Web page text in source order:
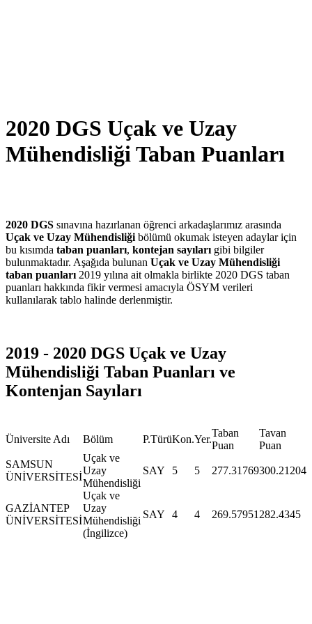
2020 DGS Uçak ve Uzay
Mühendisliği Taban Puanları
2020 DGS sınavına hazırlanan öğrenci arkadaşlarımız arasında
Uçak ve Uzay Mühendisliği bölümü okumak isteyen adaylar için
bu kısımda taban puanları, kontejan sayıları gibi bilgiler
bulunmaktadır. Aşağıda bulunan Uçak ve Uzay Mühendisliği
taban puanları 2019 yılına ait olmakla birlikte 2020 DGS taban
puanları hakkında fikir vermesi amacıyla ÖSYM verileri
kullanılarak tablo halinde derlenmiştir.
2019 - 2020 DGS Uçak ve Uzay
Mühendisliği Taban Puanları ve
Kontenjan Sayıları
Üniversite Adı Bölüm P.TürüKon.Yer.
Taban
Puan
Tavan
Puan
SAMSUN
ÜNİVERSİTESİ
Uçak ve
Uzay
Mühendisliği
SAY 5 5 277.31769300.21204
GAZİANTEP
ÜNİVERSİTESİ
Uçak ve
Uzay
Mühendisliği
(İngilizce)
SAY 4 4 269.57951 282.4345